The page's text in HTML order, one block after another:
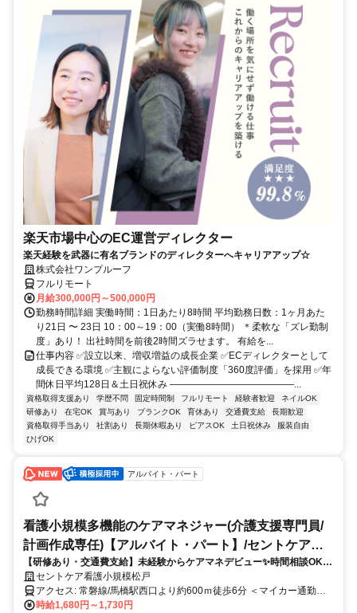
楽天市場中心のEC運営ディレクター
楽天経験を武器に有名ブランドのディレクターへキャリアアップ☆
株式会社ワンプルーフ
フルリモート
月給300,000円～500,000円
勤務時間詳細 実働時間：1日あたり8時間 平均勤務日数：1ヶ月あた
り21日 〜 23日 10：00～19：00（実働8時間） ＊柔軟な「ズレ勤制
度」あり！ 出社時間を前後2時間ズラせます。 有給を...
仕事内容 ✅設立以来、増収増益の成長企業 ✅ECディレクターとして
成長できる環境 ✅主観によらない評価制度「360度評価」を採用 ✅年
間休日平均128日＆土日祝休み ―――――――――――――...
資格取得支援あり 学歴不問 固定時間制 フルリモート 経験者歓迎
ネイルOK
研修あり
在宅OK 賞与あり ブランクOK 育休あり 交通費支給
長期歓迎
資格取得手当あり
社割あり 長期休暇あり ピアスOK 土日祝休み
服装自由
ひげOK
アルバイト・パート
看護小規模多機能のケアマネジャー(介護支援専門員/
計画作成専任)【アルバイト・パート】/セントケア看
護小規模松戸
【研修あり・交通費支給】未経験からケアマネデビュー✨時間相談OKで
家庭との両立も応援します♪
セントケア看護小規模松戸
アクセス: 常磐線/馬橋駅西口より約600ｍ徒歩6分 ＜マイカー通勤可/
駐車場完備＞
時給1,680円～1,730円